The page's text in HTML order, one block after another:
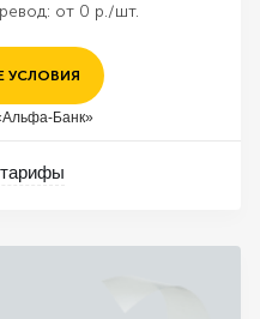
от 0 р./шт.
УСЛОВИЯ
Банк»